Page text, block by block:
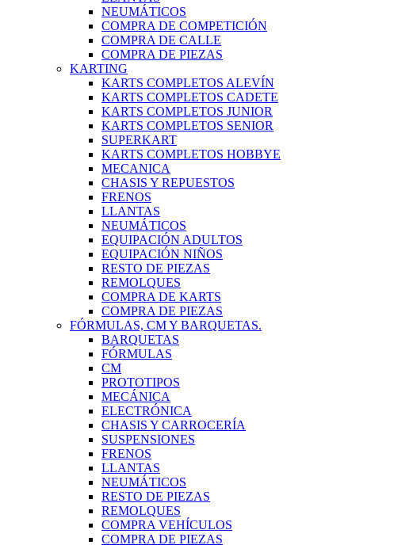
NEUMÁTICOS
COMPRA DE COMPETICIÓN
COMPRA DE CALLE
COMPRA DE PIEZAS
KARTING
KARTS COMPLETOS ALEVÍN
KARTS COMPLETOS CADETE
KARTS COMPLETOS JUNIOR
KARTS COMPLETOS SENIOR
SUPERKART
KARTS COMPLETOS HOBBYE
MECANICA
CHASIS Y REPUESTOS
FRENOS
LLANTAS
NEUMÁTICOS
EQUIPACIÓN ADULTOS
EQUIPACIÓN NIÑOS
RESTO DE PIEZAS
REMOLQUES
COMPRA DE KARTS
COMPRA DE PIEZAS
FÓRMULAS, CM Y BARQUETAS.
BARQUETAS
FÓRMULAS
CM
PROTOTIPOS
MECÁNICA
ELECTRÓNICA
CHASIS Y CARROCERÍA
SUSPENSIONES
FRENOS
LLANTAS
NEUMÁTICOS
RESTO DE PIEZAS
REMOLQUES
COMPRA VEHÍCULOS
COMPRA DE PIEZAS